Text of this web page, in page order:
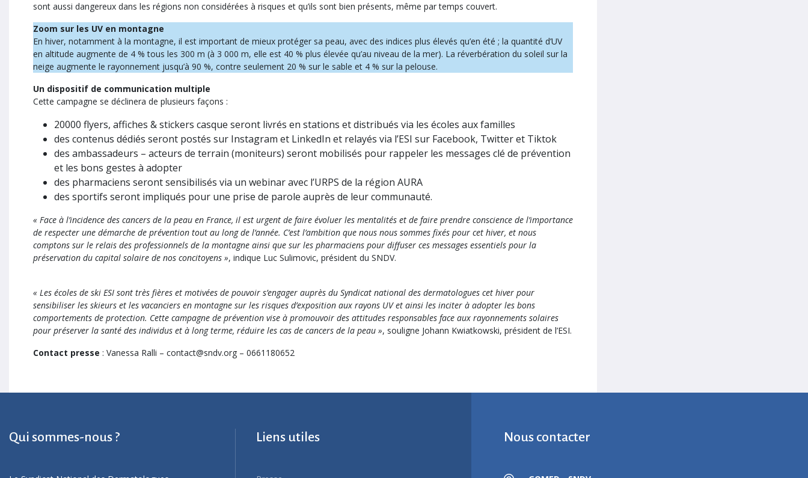
sont aussi dangereux dans les régions non considérées à risques et qu’ils sont bien présents, même par temps couvert.
Zoom sur les UV en montagne
En hiver, notamment à la montagne, il est important de mieux protéger sa peau, avec des indices plus élevés qu’en été ; la quantité d’UV
en altitude augmente de 4 % tous les 300 m (à 3 000 m, elle est 40 % plus élevée qu’au niveau de la mer). La réverbération du soleil sur la
neige augmente le rayonnement jusqu’à 90 %, contre seulement 20 % sur le sable et 4 % sur la pelouse.
Un dispositif de communication multiple
Cette campagne se déclinera de plusieurs façons :
20000 flyers, affiches & stickers casque seront livrés en stations et distribués via les écoles aux familles
des contenus dédiés seront postés sur Instagram et LinkedIn et relayés via l’ESI sur Facebook, Twitter et Tiktok
des ambassadeurs – acteurs de terrain (moniteurs) seront mobilisés pour rappeler les messages clé de prévention
et les bons gestes à adopter
des pharmaciens seront sensibilisés via un webinar avec l’URPS de la région AURA
des sportifs seront impliqués pour une prise de parole auprès de leur communauté.
« Face à l’incidence des cancers de la peau en France, il est urgent de faire évoluer les mentalités et de faire prendre conscience de l’importance
de respecter une démarche de prévention tout au long de l’année. C’est l’ambition que nous nous sommes fixés pour cet hiver, et nous
comptons sur le relais des professionnels de la montagne ainsi que sur les pharmaciens pour diffuser ces messages essentiels pour la
préservation du capital solaire de nos concitoyens », indique Luc Sulimovic, président du SNDV.
« Les écoles de ski ESI sont très fières et motivées de pouvoir s’engager auprès du Syndicat national des dermatologues cet hiver pour
sensibiliser les skieurs et les vacanciers en montagne sur les risques d’exposition aux rayons UV et ainsi les inciter à adopter les bons
comportements de protection. Cette campagne de prévention vise à promouvoir des attitudes responsables face aux rayonnements solaires
pour préserver la santé des individus et à long terme, réduire les cas de cancers de la peau », souligne Johann Kwiatkowski, président de l’ESI.
Contact presse : Vanessa Ralli – contact@sndv.org – 0661180652
Qui sommes-nous ? Liens utiles Nous contacter